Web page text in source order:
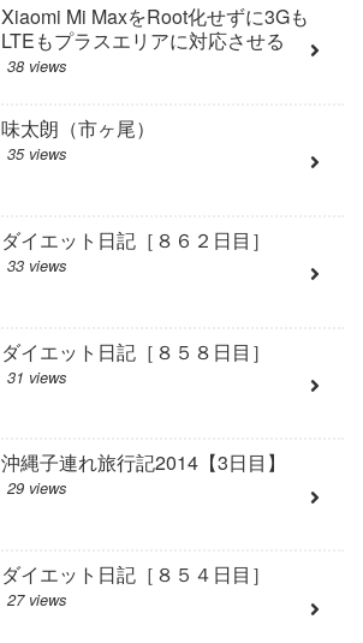
Xiaomi Mi MaxをRoot化せずに3Gも
LTEもプラスエリアに対応させる
38 views
味太朗（市ヶ尾）
35 views
ダイエット日記［８６２日目］
33 views
ダイエット日記［８５８日目］
31 views
沖縄子連れ旅行記2014【3日目】
29 views
ダイエット日記［８５４日目］
27 views